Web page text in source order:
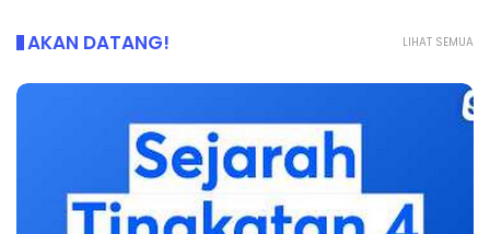
LIHAT SEMUA
AKAN DATANG!